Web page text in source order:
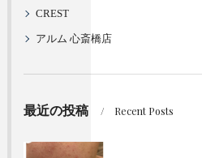
CREST
アルム 心斎橋店
最近の投稿 Recent Posts